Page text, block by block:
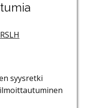
RSLH
syysretki